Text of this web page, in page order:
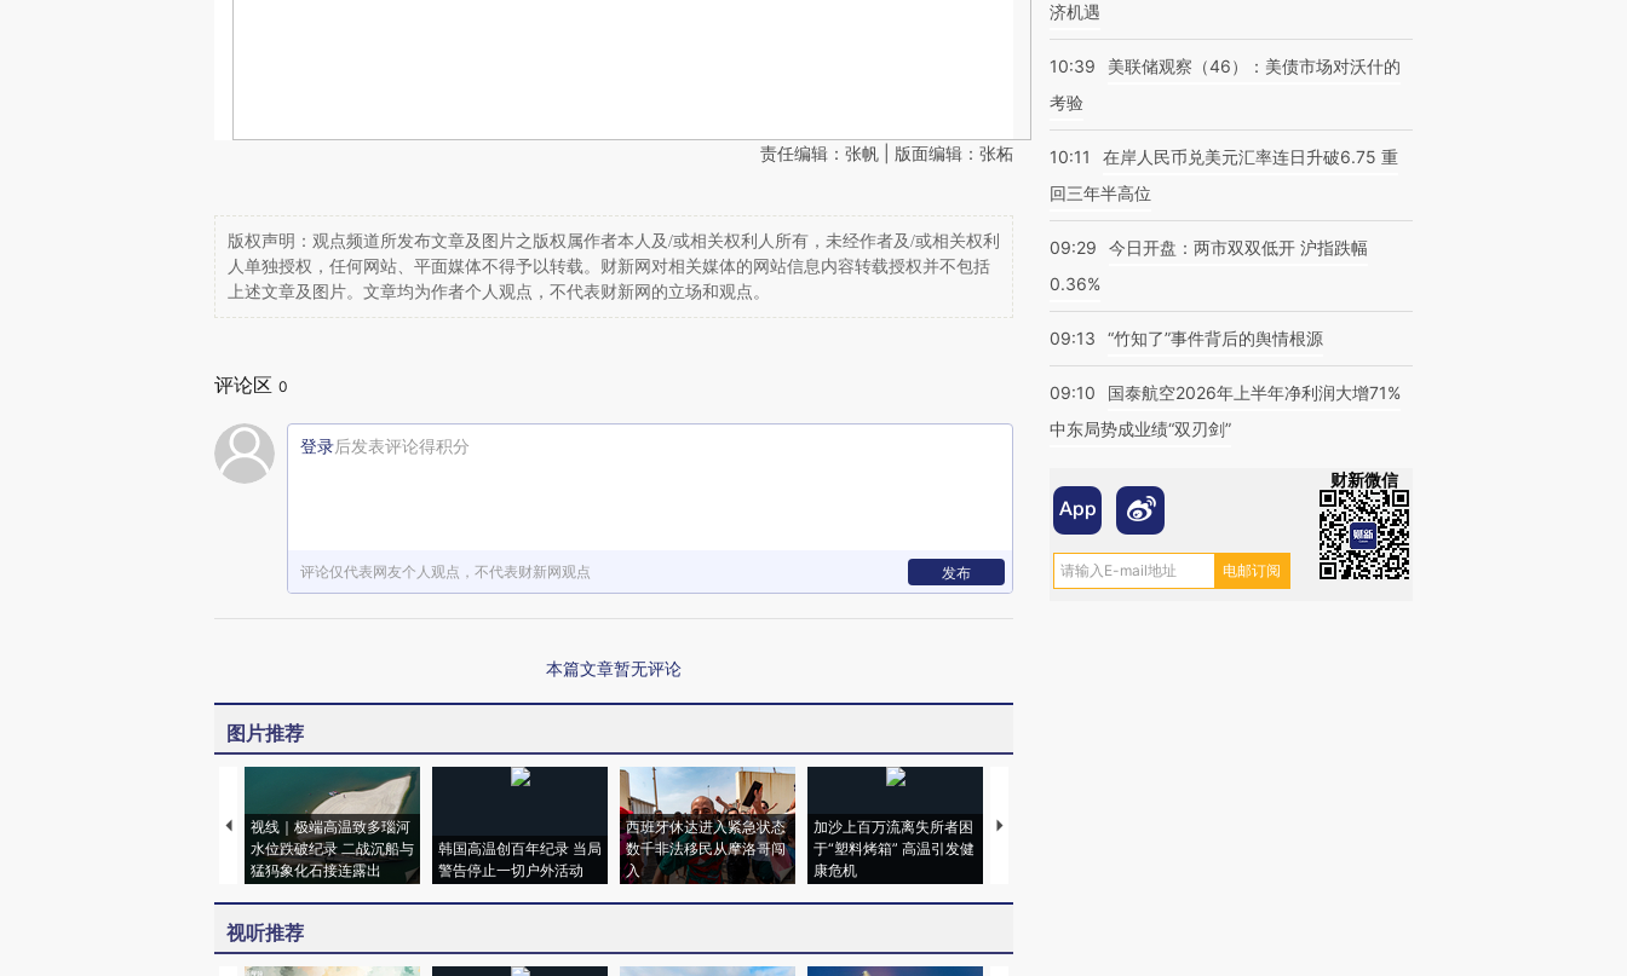
责任编辑：张帆 | 版面编辑：张柘
版权声明：观点频道所发布文章及图片之版权属作者本人及/或相关权利人所有，未经作者及/或相关权利
人单独授权，任何网站、平面媒体不得予以转载。财新网对相关媒体的网站信息内容转载授权并不包括
上述文章及图片。文章均为作者个人观点，不代表财新网的立场和观点。
评论区 0
登录后发表评论得积分
评论仅代表网友个人观点，不代表财新网观点 发布
本篇文章暂无评论
图片推荐
视线｜极端高温致多瑙河
水位跌破纪录 二战沉船与
猛犸象化石接连露出
韩国高温创百年纪录 当局
警告停止一切户外活动
西班牙休达进入紧急状态
数千非法移民从摩洛哥闯
入
加沙上百万流离失所者困
于“塑料烤箱” 高温引发健
康危机
马航飞行员跨国走私7万
视听推荐
济机遇
10:39
美联储观察（46）：美债市场对沃什的
考验
10:11
在岸人民币兑美元汇率连日升破6.75 重
回三年半高位
09:29
今日开盘：两市双双低开 沪指跌幅
0.36%
09:13 “竹知了”事件背后的舆情根源
09:10
国泰航空2026年上半年净利润大增71%
中东局势成业绩“双刃剑”
财新微信